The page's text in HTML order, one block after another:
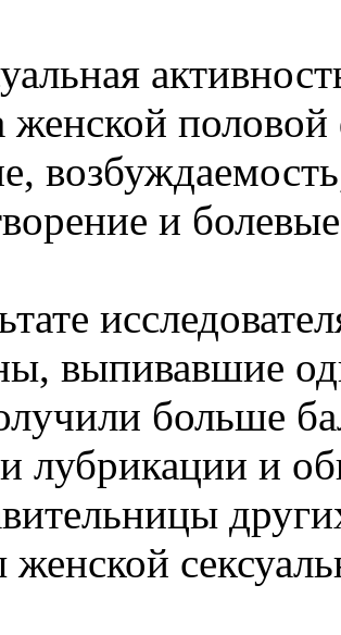
женской
и
выпивавшие
больше
лубрикации и
женской